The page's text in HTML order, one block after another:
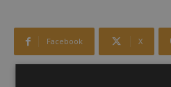
Facebook X